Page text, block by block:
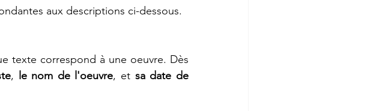
aux descriptions ci-dessous.
texte correspond à une oeuvre. Dès
, le nom de l'oeuvre, et sa date de